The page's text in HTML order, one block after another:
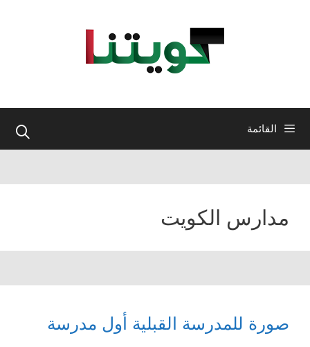
القائمة
مدارس الكويت
صورة للمدرسة القبلية أول مدرسة